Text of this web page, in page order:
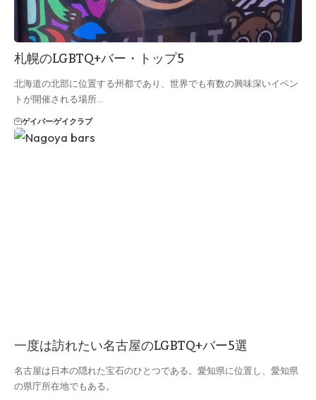
札幌のLGBTQ+バー・トップ5
北海道の北部に位置する州都であり、世界でも有数の興味深いイベン
トが開催される場所…
ゲイバーゲイクラブ
一度は訪れたい名古屋のLGBTQ+バー5選
名古屋は日本の隠れた宝石のひとつである。愛知県に位置し、愛知県
の県庁所在地でもある。